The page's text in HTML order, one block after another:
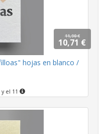
11,90 €
10,71 €
hojas en blanco /
el 11